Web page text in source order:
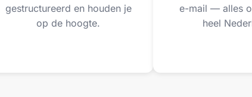
gestructureerd en houden je
op de hoogte.
e-mail — alles
heel